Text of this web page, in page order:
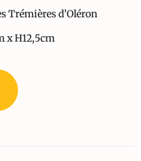
Trémières d’Oléron
x H12,5cm